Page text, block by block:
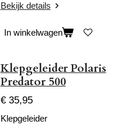
Bekijk details
In winkelwagen
Klepgeleider Polaris
Predator 500
€ 35,95
Klepgeleider